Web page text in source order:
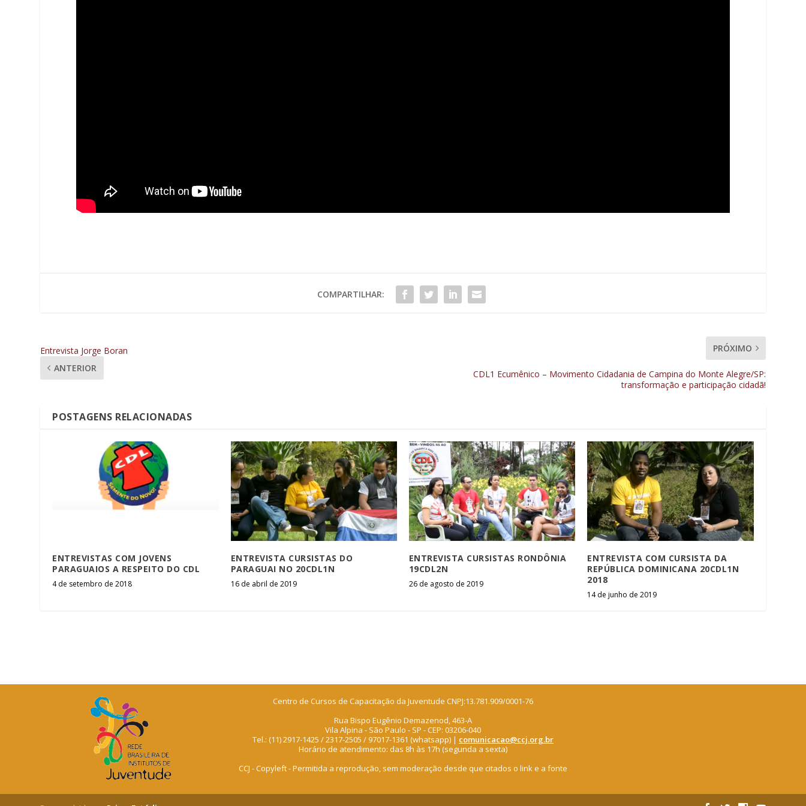
COMPARTILHAR:
Entrevista Jorge Boran
ANTERIOR
PRÓXIMO
CDL1 Ecumênico – Movimento Cidadania de Campina do Monte Alegre/SP:
transformação e participação cidadã!
POSTAGENS RELACIONADAS
ENTREVISTAS COM JOVENS
PARAGUAIOS A RESPEITO DO CDL
4 de setembro de 2018
ENTREVISTA CURSISTAS DO
PARAGUAI NO 20CDL1N
16 de abril de 2019
ENTREVISTA CURSISTAS RONDÔNIA
19CDL2N
26 de agosto de 2019
ENTREVISTA COM CURSISTA DA
REPÚBLICA DOMINICANA 20CDL1N
2018
14 de junho de 2019
Centro de Cursos de Capacitação da Juventude CNPJ:13.781.909/0001-76
Rua Bispo Eugênio Demazenod, 463-A
Vila Alpina - São Paulo - SP - CEP: 03206-040
Tel.: (11) 2917-1425 / 2317-2505 / 97017-1361 (whatsapp) | comunicacao@ccj.org.br
Horário de atendimento: das 8h às 17h (segunda a sexta)
CCJ - Copyleft - Permitida a reprodução, sem moderação desde que citados o link e a fonte